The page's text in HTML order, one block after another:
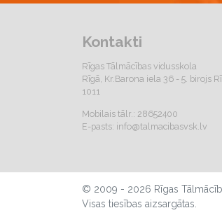
Kontakti
Rīgas Tālmācības vidusskola
Rīgā, Kr.Barona iela 36 - 5. birojs
1011
Mobilais tālr.: 28652400
E-pasts: info@talmacibasvsk.lv
© 2009 - 2026 Rīgas
Visas tiesības aizsargātas.